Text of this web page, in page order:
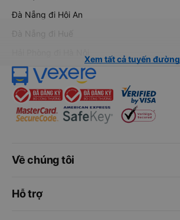
Đà Nẵng đi Hội An
Đà Nẵng đi Huế
Xem tất cả tuyến đường
Về chúng tôi
Hỗ trợ